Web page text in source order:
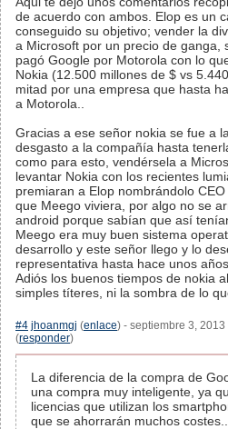
de acuerdo con ambos. Elop es un
conseguido su objetivo; vender la
a Microsoft por un precio de ganga,
pagó Google por Motorola con lo
Nokia (12.500 millones de $ vs
mitad por una empresa que hasta
a Motorola..
Gracias a ese señor nokia se fue a
desgasto a la compañía hasta
como para esto, vendérsela a
levantar Nokia con los recientes
premiaran a Elop nombrándolo
que Meego viviera, por algo no se
android porque sabían que así
Meego era muy buen sistema
desarrollo y este señor llego y lo
representativa hasta hace unos
Adiós los buenos tiempos de nokia
simples títeres, ni la sombra de lo
#4 jhoanmgj (enlace) - septiembre 3,
(responder)
La diferencia de la compra de
una compra muy inteligente, ya
licencias que utilizan los
que se ahorrarán muchos